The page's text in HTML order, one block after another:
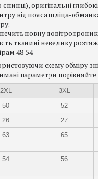
оригінальні
від пояса шліца-
повну
тканині невелику
48-54
схему обміру
параметри порівняйте
2XL 3XL
50 52
26 27
63 65
54 56